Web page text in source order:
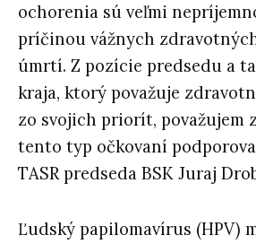
ochorenia sú veľmi
príčinou vážnych
úmrtí. Z pozície predsedu a
kraja, ktorý považuje
zo svojich priorít, považujem
tento typ očkovaní
TASR predseda BSK Juraj
Ľudský papilomavírus (HPV)